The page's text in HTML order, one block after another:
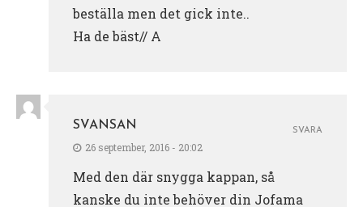
beställa men det gick inte..
Ha de bäst// A
SVANSAN
26 september, 2016 - 20:02
Med den där snygga kappan, så
kanske du inte behöver din Jofama
SVARA